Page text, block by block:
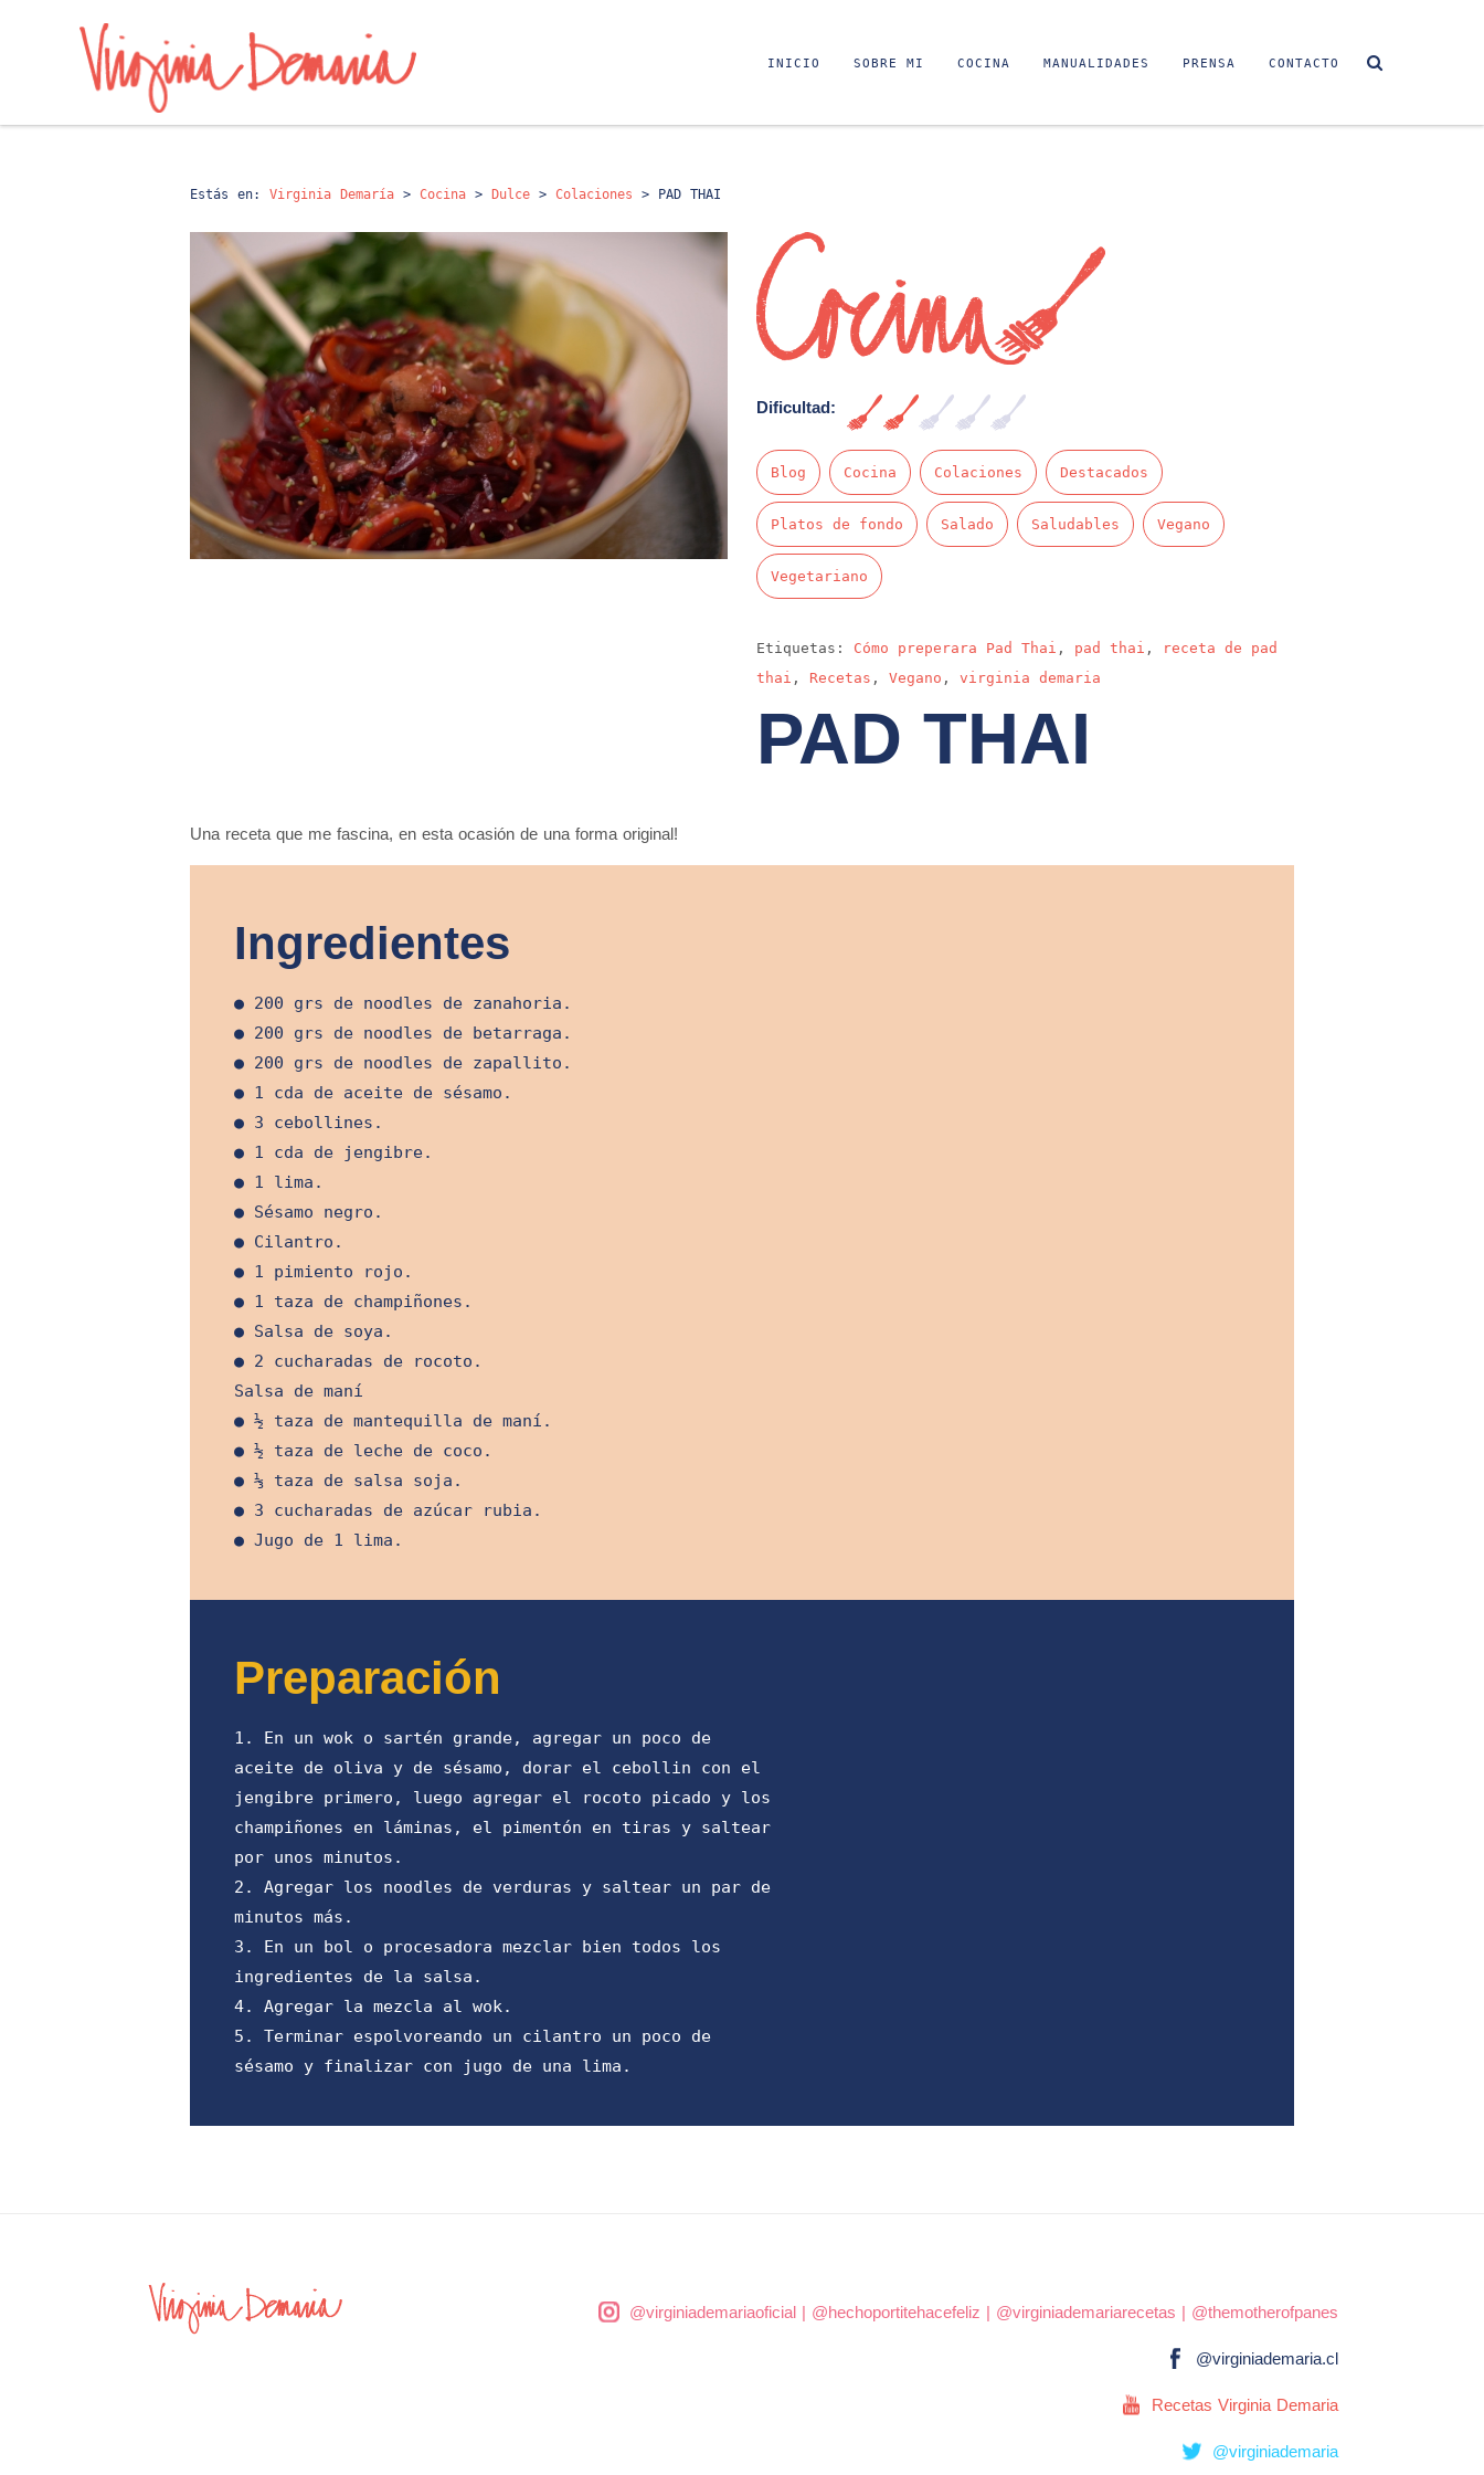
INICIO SOBRE MI COCINA MANUALIDADES PRENSA CONTACTO
Estás en: Virginia Demaría > Cocina > Dulce > Colaciones > PAD THAI
Dificultad:
Blog Cocina Colaciones Destacados
Platos de fondo Salado Saludables Vegano
Vegetariano
Etiquetas: Cómo preperara Pad Thai , pad thai ,
receta de pad
thai , Recetas , Vegano , virginia demaria
PAD THAI
Una receta que me fascina, en esta ocasión de una forma original!
Ingredientes
● 200 grs de noodles de zanahoria.
● 200 grs de noodles de betarraga.
● 200 grs de noodles de zapallito.
● 1 cda de aceite de sésamo.
● 3 cebollines.
● 1 cda de jengibre.
● 1 lima.
● Sésamo negro.
● Cilantro.
● 1 pimiento rojo.
● 1 taza de champiñones.
● Salsa de soya.
● 2 cucharadas de rocoto.
Salsa de maní
● ½ taza de mantequilla de maní.
● ½ taza de leche de coco.
● ⅓ taza de salsa soja.
● 3 cucharadas de azúcar rubia.
● Jugo de 1 lima.
Preparación
1. En un wok o sartén grande, agregar un poco de
aceite de oliva y de sésamo, dorar el cebollin con el
jengibre primero, luego agregar el rocoto picado y los
champiñones en láminas, el pimentón en tiras y saltear
por unos minutos.
2. Agregar los noodles de verduras y saltear un par de
minutos más.
3. En un bol o procesadora mezclar bien todos los
ingredientes de la salsa.
4. Agregar la mezcla al wok.
5. Terminar espolvoreando un cilantro un poco de
sésamo y finalizar con jugo de una lima.
@virginiademariaoficial| @hechoportitehacefeliz | @virginiademariarecetas | @themotherofpanes
@virginiademaria.cl
Recetas Virginia Demaria
@virginiademaria